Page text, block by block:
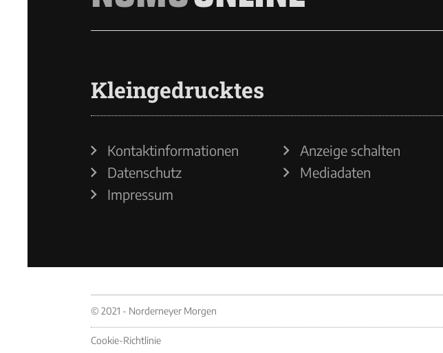
Kleingedrucktes
Kontaktinformationen
Datenschutz
Impressum
Anzeige schalten
Mediadaten
© 2021 - Norderneyer Morgen
Cookie-Richtlinie